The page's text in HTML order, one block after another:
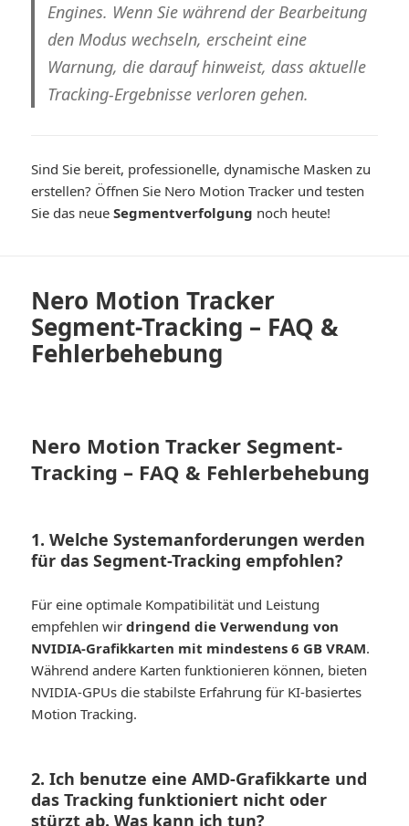
Engines. Wenn Sie während der Bearbeitung
den Modus wechseln, erscheint eine
Warnung, die darauf hinweist, dass aktuelle
Tracking-Ergebnisse verloren gehen.
Sind Sie bereit, professionelle, dynamische Masken zu
erstellen? Öffnen Sie Nero Motion Tracker und testen
Sie das neueSegmentverfolgung noch heute!
Nero Motion Tracker
Segment-Tracking – FAQ &
Fehlerbehebung
Nero Motion Tracker Segment-
Tracking – FAQ & Fehlerbehebung
1. Welche Systemanforderungen werden
für das Segment-Tracking empfohlen?
Für eine optimale Kompatibilität und Leistung
empfehlen wirdringend die Verwendung von
NVIDIA-Grafikkarten mit mindestens 6 GB VRAM.
Während andere Karten funktionieren können, bieten
NVIDIA-GPUs die stabilste Erfahrung für KI-basiertes
Motion Tracking.
2. Ich benutze eine AMD-Grafikkarte und
das Tracking funktioniert nicht oder
stürzt ab. Was kann ich tun?